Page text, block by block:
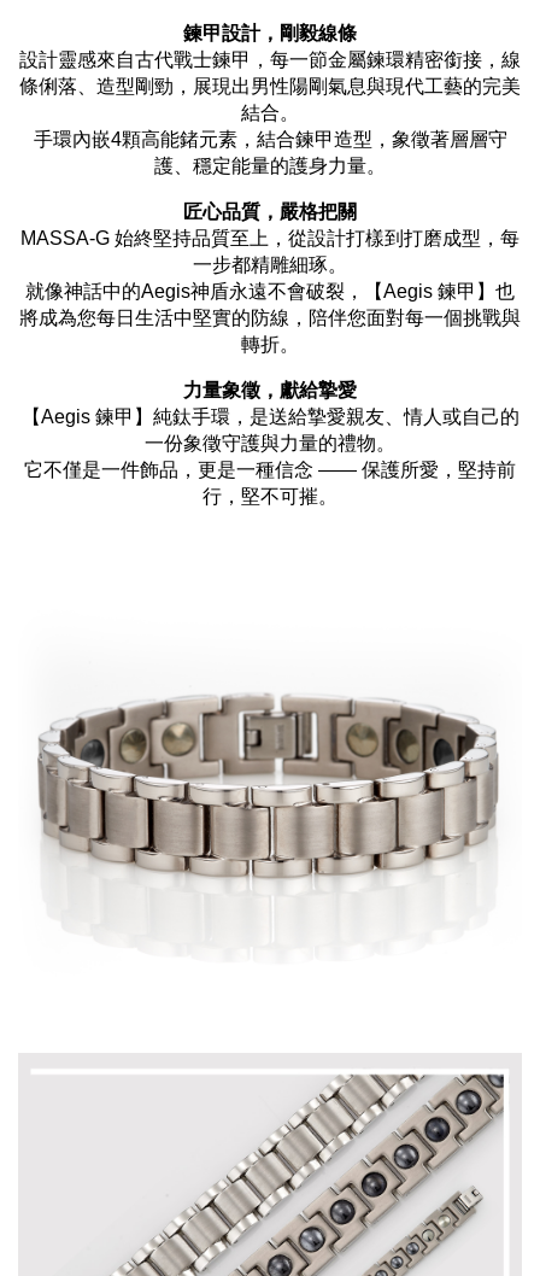
鍊甲設計，剛毅線條
設計靈感來自古代戰士鍊甲，每一節金屬鍊環精密銜接，線
條俐落、造型剛勁，展現出男性陽剛氣息與現代工藝的完美
結合。
手環內嵌4顆高能鍺元素，結合鍊甲造型，象徵著層層守
護、穩定能量的護身力量。
匠心品質，嚴格把關
MASSA-G 始終堅持品質至上，從設計打樣到打磨成型，每
一步都精雕細琢。
就像神話中的Aegis神盾永遠不會破裂，【Aegis 鍊甲】也
將成為您每日生活中堅實的防線，陪伴您面對每一個挑戰與
轉折。
力量象徵，獻給摯愛
【Aegis 鍊甲】純鈦手環，是送給摯愛親友、情人或自己的
一份象徵守護與力量的禮物。
它不僅是一件飾品，更是一種信念 —— 保護所愛，堅持前
行，堅不可摧。